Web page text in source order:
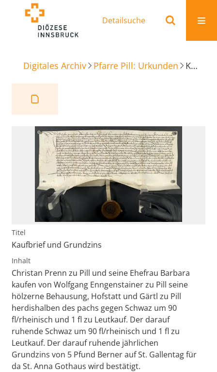
Detailsuche
Digitales Archiv Pfarre Pill: Urkunden Kaufbrief und Grundzins
Titel
Kaufbrief und Grundzins
Inhalt
Christan Prenn zu Pill und seine Ehefrau Barbara
kaufen von Wolfgang Enngenstainer zu Pill seine
hölzerne Behausung, Hofstatt und Gärtl zu Pill
herdishalben des pachs gegen Schwaz um 90
fl/rheinisch und 1 fl zu Leutkauf. Der darauf
ruhende Schwaz um 90 fl/rheinisch und 1 fl zu
Leutkauf. Der darauf ruhende jährlichen
Grundzins von 5 Pfund Berner auf St. Gallentag für
da St. Anna Gothaus wird bestätigt.